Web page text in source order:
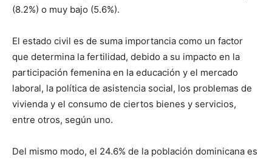
(8.2%) o muy bajo (5.6%).
El estado civil es de suma importancia como un factor
que determina la fertilidad, debido a su impacto en la
participación femenina en la educación y el mercado
laboral, la política de asistencia social, los problemas de
vivienda y el consumo de ciertos bienes y servicios,
entre otros, según uno.
Del mismo modo, el 24.6% de la población dominicana es